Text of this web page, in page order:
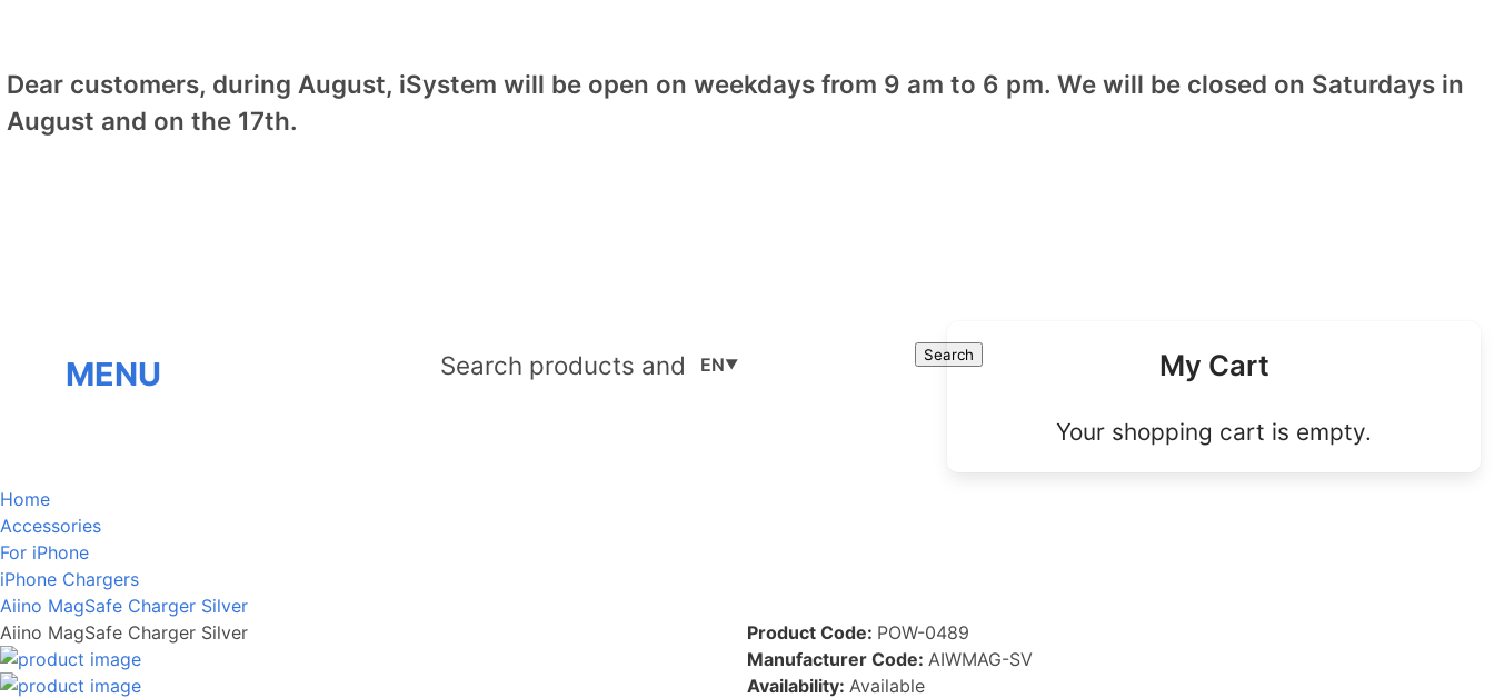
Dear customers, during August, iSystem will be open on weekdays from 9 am to 6 pm. We will be closed on Saturdays in
August and on the 17th.
MENU
Search Search
EN▼ My Cart
Your shopping cart is empty.
Home
Accessories
For iPhone
iPhone Chargers
Aiino MagSafe Charger Silver
Aiino MagSafe Charger Silver
Product Code: POW-0489
Manufacturer Code: AIWMAG-SV
Availability: Available